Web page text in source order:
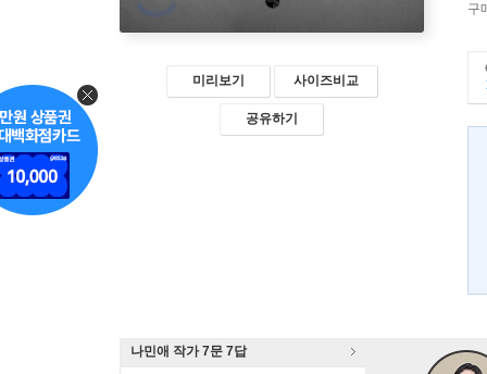
미리보기 사이즈비교
공유하기
구
나민애 작가 7문 7답